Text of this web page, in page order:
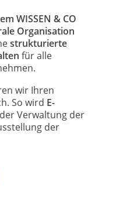
WISSEN & CO
Organisation
strukturierte
für alle
wir Ihren
So wird E-
Verwaltung der
der